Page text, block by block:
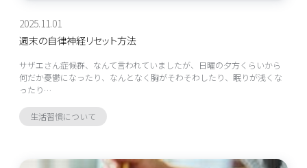
2025.11.01
週末の自律神経リセット方法
サザエさん症候群、なんて言われていましたが、日曜の夕方くらいから
何だか憂鬱になったり、なんとなく胸がそわそわしたり、眠りが浅くな
ったり…
生活習慣について